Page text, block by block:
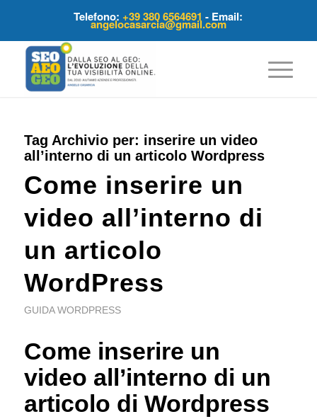
Telefono:+39 380 6564691 - Email:
angelocasarcia@gmail.com
Tag Archivio per: inserire un video
all’interno di un articolo Wordpress
Come inserire un
video all’interno di
un articolo
WordPress
GUIDA WORDPRESS
Come inserire un
video all’interno di un
articolo di Wordpress